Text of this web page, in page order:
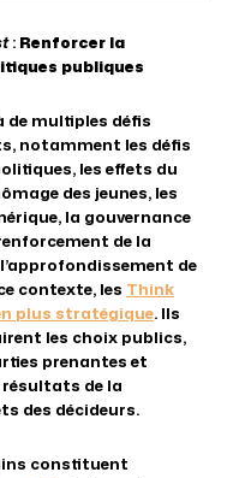
: Renforcer la
publiques
de multiples défis
notamment les défis
les effets du
des jeunes, les
la gouvernance
t de la
de
contexte, les Think
plus stratégique. Ils
les choix publics,
prenantes et
de la
des décideurs.
constituent